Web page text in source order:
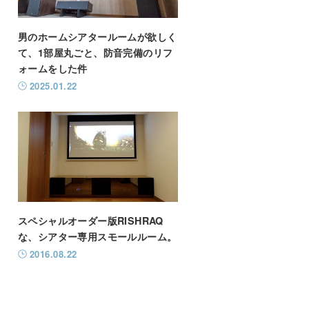
男のホームシアタールームが欲しく
て、1部屋丸ごと、防音完備のリフ
ォームをした件
2025.01.22
スペシャルオーダー版RISHRAQ
な、シアター専用スモールルーム。
2016.08.22